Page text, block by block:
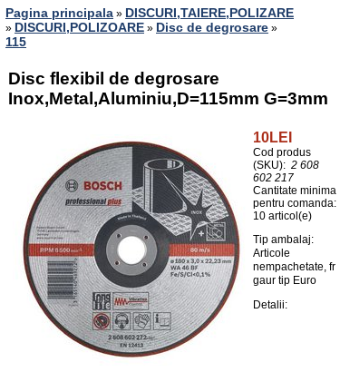
Pagina principala » DISCURI,TAIERE,POLIZARE
» DISCURI,POLIZOARE » Disc de degrosare »
115
Disc flexibil de degrosare
Inox,Metal,Aluminiu,D=115mm G=3mm
10LEI
Cod produs
(SKU): 2 608
602 217
Cantitate minima
pentru comanda:
10 articol(e)
Tip ambalaj:
Articole
nempachetate, fr
gaur tip Euro
Detalii: